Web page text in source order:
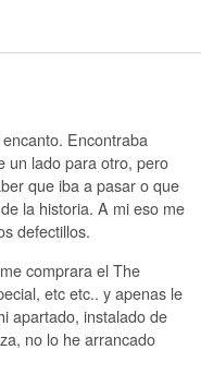
Encontraba
un lado para otro, pero
que iba a pasar o que
la historia. A mi eso me
defectillos.
comprara el The
etc etc.. y apenas le
apartado, instalado de
no lo he arrancado